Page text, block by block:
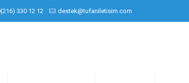
330 12 12 destek@tufaniletisim.com